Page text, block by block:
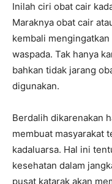
Inilah ciri obat cair
Maraknya obat cair
kembali
waspada. Tak hanya
bahkan tidak jarang
digunakan.
Berdalih dikarenakan
membuat masyarakat
kadaluarsa. Hal ini
kesehatan dalam
pusat katarak akan